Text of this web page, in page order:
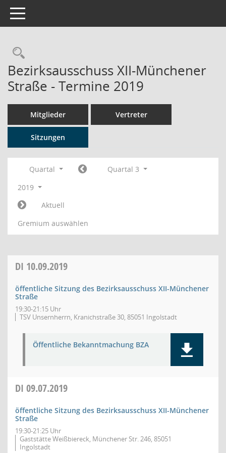
Toggle navigation
Rechercheauswahl
Bezirksausschuss XII-Münchener
Straße - Termine 2019
Mitglieder Vertreter
Sitzungen
Quartal
Quartal 3
2019
Aktuell
Gremium auswählen
DI 10.09.2019
öffentliche Sitzung des Bezirksausschuss XII-Münchener
Straße
19:30-21:15 Uhr
TSV Unsernherrn, Kranichstraße 30, 85051 Ingolstadt
Öffentliche Bekanntmachung BZA
DI 09.07.2019
öffentliche Sitzung des Bezirksausschuss XII-Münchener
Straße
19:30-21:25 Uhr
Gaststätte Weißbiereck, Münchener Str. 246, 85051
Ingolstadt